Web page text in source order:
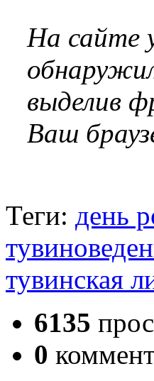
На сайте
выделив
Ваш
Теги: день
тувинская
6135
0